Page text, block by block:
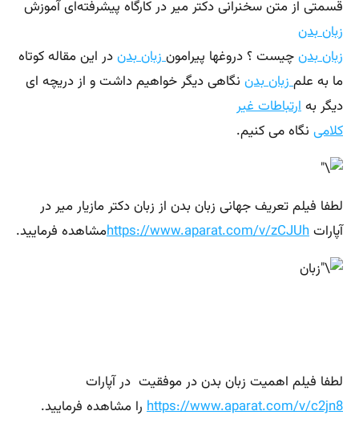
قسمتی از متن سخنرانی دکتر میر در کارگاه پیشرفته‌ای آموزش
زبان بدن
زبان بدنچیست ؟ دروغها پیرامونزبان بدندر این مقاله کوتاه
ما به علمزبان بدن نگاهی دیگر خواهیم داشت و از دریچه ای
دیگر بهارتباطات غیر
کلامی نگاه می کنیم.
لطفا فیلم تعریف جهانی زبان بدن از زبان دکتر مازیار میر در
آپاراتhttps://www.aparat.com/v/zCJUhمشاهده فرمایید.
لطفا فیلم اهمیت زبان بدن در موفقیت در آپارات
https://www.aparat.com/v/c2jn8 را مشاهده فرمایید.